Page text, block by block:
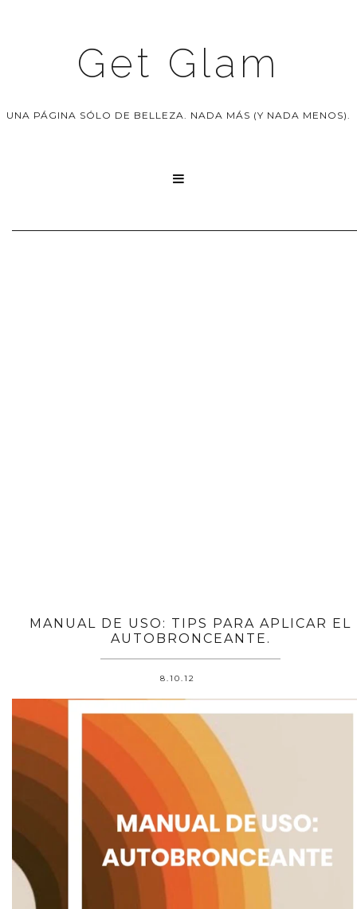
Get Glam
UNA PÁGINA SÓLO DE BELLEZA. NADA MÁS (Y NADA MENOS).

MANUAL DE USO: TIPS PARA APLICAR EL
AUTOBRONCEANTE.
8.10.12